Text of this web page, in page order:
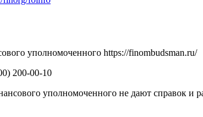
уполномоченного https://finombudsman.ru/
200-00-10
уполномоченного не дают справок и